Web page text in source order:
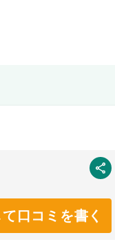
口コミを書く
SNS